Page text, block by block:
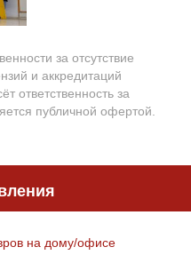
за отсутствие
и аккредитаций
ответственность за
публичной офертой.
на до­му/офи­се